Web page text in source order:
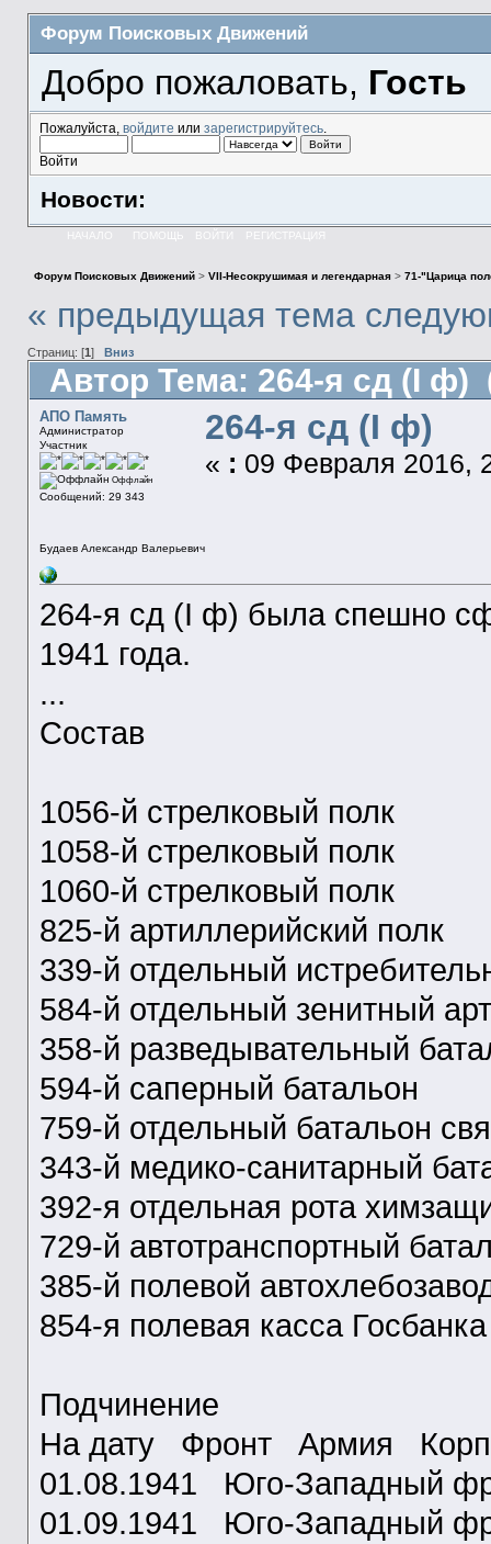
Форум Поисковых Движений
Добро пожаловать, Гость
Пожалуйста, войдите или зарегистрируйтесь.
Войти
Новости:
НАЧАЛО ПОМОЩЬ ВОЙТИ РЕГИСТРАЦИЯ
Форум Поисковых Движений> VII-Несокрушимая и легендарная> 71-"Царица
« предыдущая тема
Страниц: [1 ] Вниз
Автор Тема: 264-я сд (I ф)
АПО Память
Администратор
Участник
Оффлайн
Сообщений: 29 343
Будаев Александр Валерьевич
264-я сд (I ф)
« : 09 Февраля 2016,
264-я сд (I ф) была спешно
1941 года.
...
Состав
1056-й стрелковый полк
1058-й стрелковый полк
1060-й стрелковый полк
825-й артиллерийский полк
339-й отдельный
584-й отдельный зенитный
358-й разведывательный
594-й саперный батальон
759-й отдельный батальон
343-й медико-санитарный
392-я отдельная рота
729-й автотранспортный
385-й полевой
854-я полевая касса Госбанка
Подчинение
На дату Фронт Армия
01.08.1941 Юго-Западный
01.09.1941 Юго-Западный